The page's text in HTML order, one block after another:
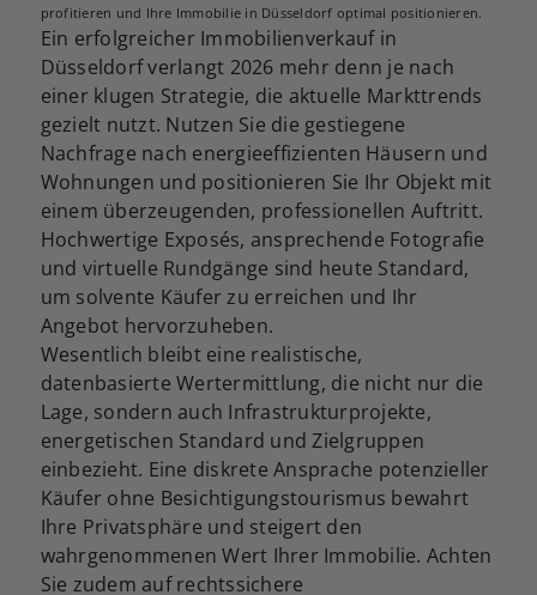
profitieren und Ihre Immobilie in Düsseldorf optimal positionieren.
Ein erfolgreicher Immobilienverkauf in
Düsseldorf verlangt 2026 mehr denn je nach
einer klugen Strategie, die aktuelle Markttrends
gezielt nutzt. Nutzen Sie die gestiegene
Nachfrage nach energieeffizienten Häusern und
Wohnungen und positionieren Sie Ihr Objekt mit
einem überzeugenden, professionellen Auftritt.
Hochwertige Exposés, ansprechende Fotografie
und virtuelle Rundgänge sind heute Standard,
um solvente Käufer zu erreichen und Ihr
Angebot hervorzuheben.
Wesentlich bleibt eine realistische,
datenbasierte Wertermittlung, die nicht nur die
Lage, sondern auch Infrastrukturprojekte,
energetischen Standard und Zielgruppen
einbezieht. Eine diskrete Ansprache potenzieller
Käufer ohne Besichtigungstourismus bewahrt
Ihre Privatsphäre und steigert den
wahrgenommenen Wert Ihrer Immobilie. Achten
Sie zudem auf rechtssichere